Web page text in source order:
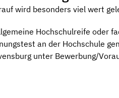
wird besonders viel wert
Hochschulreife oder
an der Hochschule
unter Bewerbung/